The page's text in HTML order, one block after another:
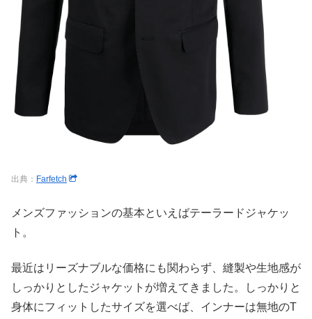
出典： Farfetch
メンズファッションの基本といえばテーラードジャケッ
ト。
最近はリーズナブルな価格にも関わらず、縫製や生地感が
しっかりとしたジャケットが増えてきました。しっかりと
身体にフィットしたサイズを選べば、インナーは無地のT